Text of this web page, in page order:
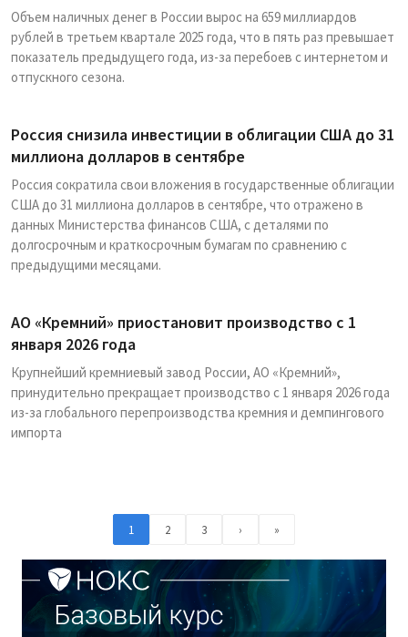
Объем наличных денег в России вырос на 659 миллиардов
рублей в третьем квартале 2025 года, что в пять раз превышает
показатель предыдущего года, из-за перебоев с интернетом и
отпускного сезона.
Россия снизила инвестиции в облигации США до 31
миллиона долларов в сентябре
Россия сократила свои вложения в государственные облигации
США до 31 миллиона долларов в сентябре, что отражено в
данных Министерства финансов США, с деталями по
долгосрочным и краткосрочным бумагам по сравнению с
предыдущими месяцами.
АО «Кремний» приостановит производство с 1
января 2026 года
Крупнейший кремниевый завод России, АО «Кремний»,
принудительно прекращает производство с 1 января 2026 года
из-за глобального перепроизводства кремния и демпингового
импорта
1 2 3 › »